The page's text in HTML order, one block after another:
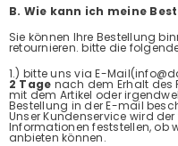
B. Wie kann ich meine
Sie können Ihre Bestellung
retournieren. bitte die
1.) bitte uns via E-
2 Tage nach dem Erhalt des
mit dem Artikel oder
Bestellung in der E-mail
Unser Kundenservice wird
Informationen feststellen, ob
anbieten können.